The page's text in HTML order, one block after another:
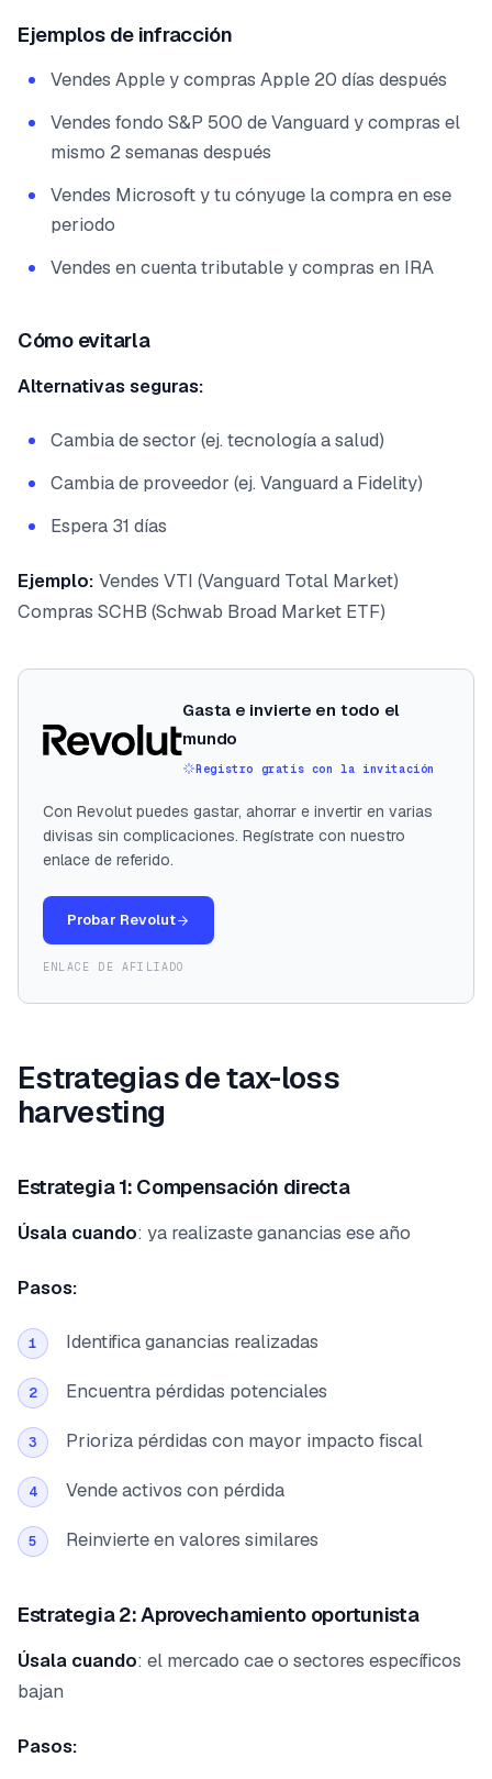
Ejemplos de infracción
Vendes Apple y compras Apple 20 días después
Vendes fondo S&P 500 de Vanguard y compras el
mismo 2 semanas después
Vendes Microsoft y tu cónyuge la compra en ese
periodo
Vendes en cuenta tributable y compras en IRA
Cómo evitarla
Alternativas seguras:
Cambia de sector (ej. tecnología a salud)
Cambia de proveedor (ej. Vanguard a Fidelity)
Espera 31 días
Ejemplo: Vendes VTI (Vanguard Total Market)
Compras SCHB (Schwab Broad Market ETF)
Gasta e invierte en todo el
mundo
Registro gratis con la invitación
Con Revolut puedes gastar, ahorrar e invertir en varias
divisas sin complicaciones. Regístrate con nuestro
enlace de referido.
Probar Revolut
ENLACE DE AFILIADO
Estrategias de tax-loss
harvesting
Estrategia 1: Compensación directa
Úsala cuando: ya realizaste ganancias ese año
Pasos:
1 Identifica ganancias realizadas
2 Encuentra pérdidas potenciales
3 Prioriza pérdidas con mayor impacto fiscal
4 Vende activos con pérdida
5 Reinvierte en valores similares
Estrategia 2: Aprovechamiento oportunista
Úsala cuando: el mercado cae o sectores específicos
bajan
Pasos: